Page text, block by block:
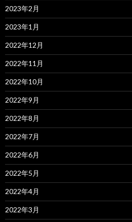
2023年2月
2023年1月
2022年12月
2022年11月
2022年10月
2022年9月
2022年8月
2022年7月
2022年6月
2022年5月
2022年4月
2022年3月